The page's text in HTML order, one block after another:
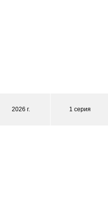
2026 г. 1 серия